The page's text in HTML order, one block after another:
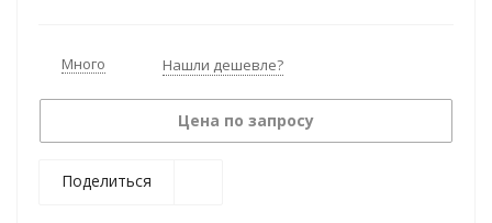
Много Нашли дешевле?
Цена по запросу
Поделиться